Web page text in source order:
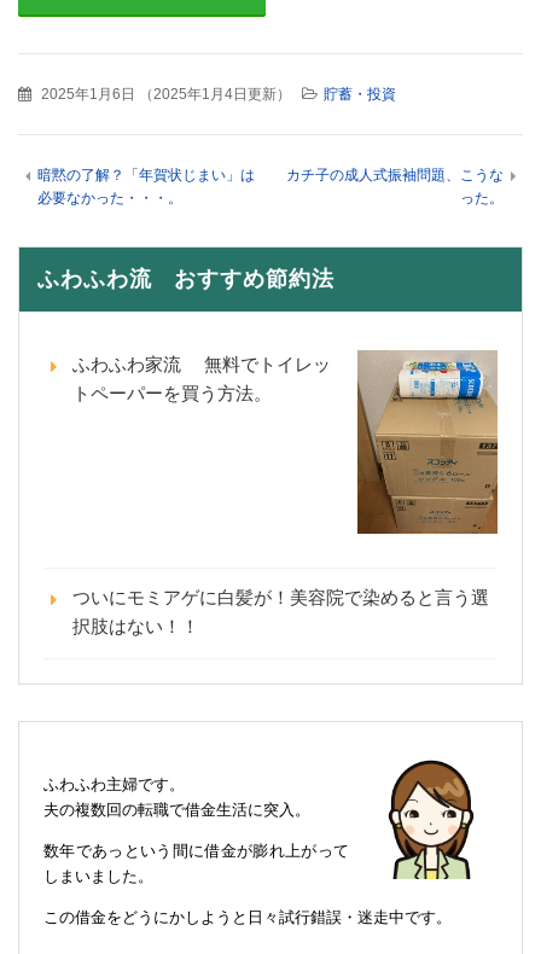
2025年1月6日 （2025年1月4日更新） 貯蓄・投資
暗黙の了解？「年賀状じまい」は
必要なかった・・・。
カチ子の成人式振袖問題、こうな
った。
ふわふわ流 おすすめ節約法
ふわふわ家流 無料でトイレッ
トペーパーを買う方法。
ついにモミアゲに白髪が！美容院で染めると言う選
択肢はない！！
ふわふわ主婦です。
夫の複数回の転職で借金生活に突入。
数年であっという間に借金が膨れ上がって
しまいました。
この借金をどうにかしようと日々試行錯誤・迷走中です。